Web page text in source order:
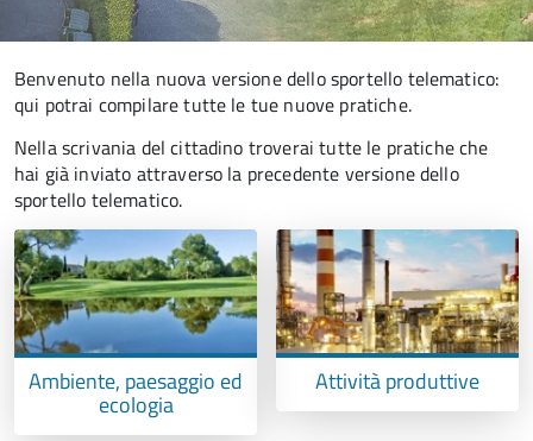
Benvenuto nella nuova versione dello sportello telematico:
qui potrai compilare tutte le tue nuove pratiche.
Nella scrivania del cittadino troverai tutte le pratiche che
hai già inviato attraverso la precedente versione dello
sportello telematico.
Ambiente, paesaggio ed
ecologia
Attività produttive